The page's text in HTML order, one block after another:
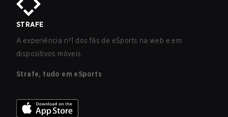
STRAFE
A experiência nº1 dos fãs de eSports na web e em
dispositivos móveis.
Strafe, tudo em eSports